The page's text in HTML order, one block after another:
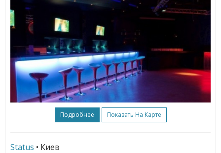
Подробнее Показать На Карте
Status • Киев